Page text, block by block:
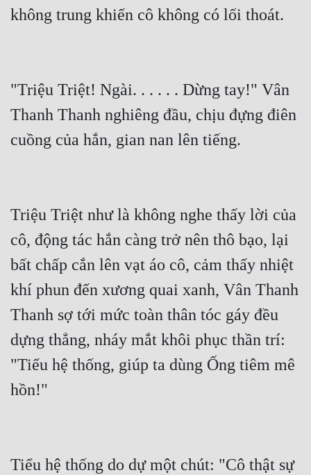
Làm Giàu
Mạt Thế
Nữ Cường
Nữ Phụ
Phong Thủy - Tâm Linh
Phương Tây
Phản Phái
Quan Trường
Sủng
không trung khiến cô không có lối thoát.
"Triệu Triệt! Ngài. . . . . . Dừng tay!" Vân
Thanh Thanh nghiêng đầu, chịu đựng điên
cuồng của hắn, gian nan lên tiếng.
Triệu Triệt như là không nghe thấy lời của
cô, động tác hắn càng trở nên thô bạo, lại
bất chấp cắn lên vạt áo cô, cảm thấy nhiệt
khí phun đến xương quai xanh, Vân Thanh
Thanh sợ tới mức toàn thân tóc gáy đều
dựng thẳng, nháy mắt khôi phục thần trí:
"Tiểu hệ thống, giúp ta dùng Ống tiêm mê
hồn!"
Tiểu hệ thống do dự một chút: "Cô thật sự